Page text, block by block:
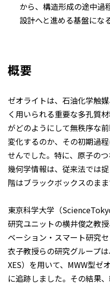
から、構造形成の途中過
設計へと進める基盤にな
概要
ゼオライトは、石油化学触
く用いられる重要な多孔質
がどのようにして無秩序な
変化するのか、その初期過
せんでした。特に、原子の
幾何学情報は、従来法では
階はブラックボックスのまま
東京科学大学（
研究ユニットの横井俊之教
ベーション・スマート研究
衣子教授らの研究グループ
XES）を用いて、MWW型ゼ
に追跡しました。その結果